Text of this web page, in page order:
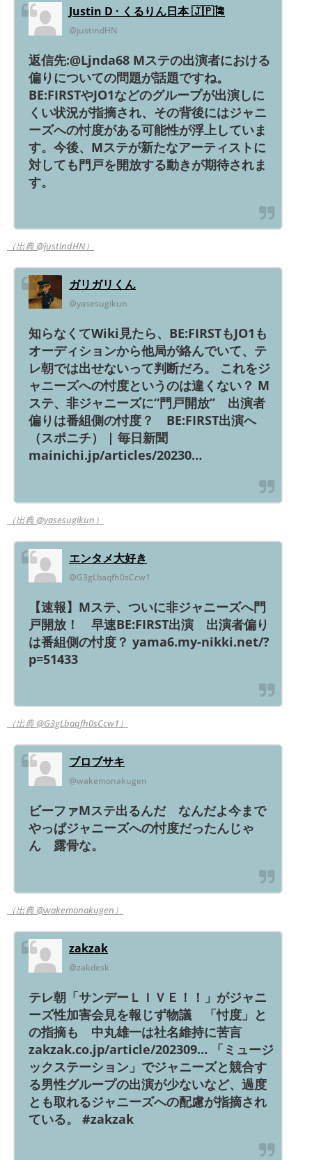
Justin D · くるりん日本 🇯🇵🎏
@justindHN
返信先:@Ljnda68 Mステの出演者における
偏りについての問題が話題ですね。
BE:FIRSTやJO1などのグループが出演しに
くい状況が指摘され、その背後にはジャニ
ーズへの忖度がある可能性が浮上していま
す。今後、Mステが新たなアーティストに
対しても門戸を開放する動きが期待されま
す。
（出典 @justindHN）
ガリガリくん
@yasesugikun
知らなくてWiki見たら、BE:FIRSTもJO1も
オーディションから他局が絡んでいて、テ
レ朝では出せないって判断だろ。 これをジ
ャニーズへの忖度というのは違くない？ M
ステ、非ジャニーズに“門戸開放” 出演者
偏りは番組側の忖度？ BE:FIRST出演へ
（スポニチ） | 毎日新聞
mainichi.jp/articles/20230…
（出典 @yasesugikun）
エンタメ大好き
@G3gLbaqfh0sCcw1
【速報】Mステ、ついに非ジャニーズへ門
戸開放！ 早速BE:FIRST出演 出演者偏り
は番組側の忖度？ yama6.my-nikki.net/?
p=51433
（出典 @G3gLbaqfh0sCcw1）
ブロブサキ
@wakemonakugen
ビーファMステ出るんだ なんだよ今まで
やっぱジャニーズへの忖度だったんじゃ
ん 露骨な。
（出典 @wakemonakugen）
zakzak
@zakdesk
テレ朝「サンデーＬＩＶＥ！！」がジャニ
ーズ性加害会見を報じず物議 「忖度」と
の指摘も 中丸雄一は社名維持に苦言
zakzak.co.jp/article/202309… 「ミュージ
ックステーション」でジャニーズと競合す
る男性グループの出演が少ないなど、過度
とも取れるジャニーズへの配慮が指摘され
ている。 #zakzak